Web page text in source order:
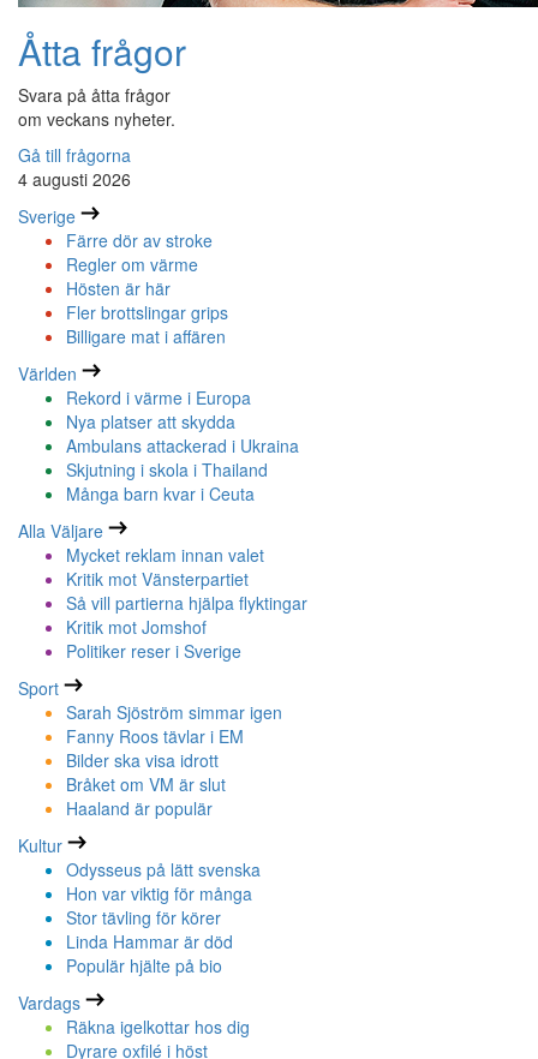
Åtta frågor
Svara på åtta frågor
om veckans nyheter.
Gå till frågorna
4 augusti 2026
Sverige
Färre dör av stroke
Regler om värme
Hösten är här
Fler brottslingar grips
Billigare mat i affären
Världen
Rekord i värme i Europa
Nya platser att skydda
Ambulans attackerad i Ukraina
Skjutning i skola i Thailand
Många barn kvar i Ceuta
Alla Väljare
Mycket reklam innan valet
Kritik mot Vänsterpartiet
Så vill partierna hjälpa flyktingar
Kritik mot Jomshof
Politiker reser i Sverige
Sport
Sarah Sjöström simmar igen
Fanny Roos tävlar i EM
Bilder ska visa idrott
Bråket om VM är slut
Haaland är populär
Kultur
Odysseus på lätt svenska
Hon var viktig för många
Stor tävling för körer
Linda Hammar är död
Populär hjälte på bio
Vardags
Räkna igelkottar hos dig
Dyrare oxfilé i höst